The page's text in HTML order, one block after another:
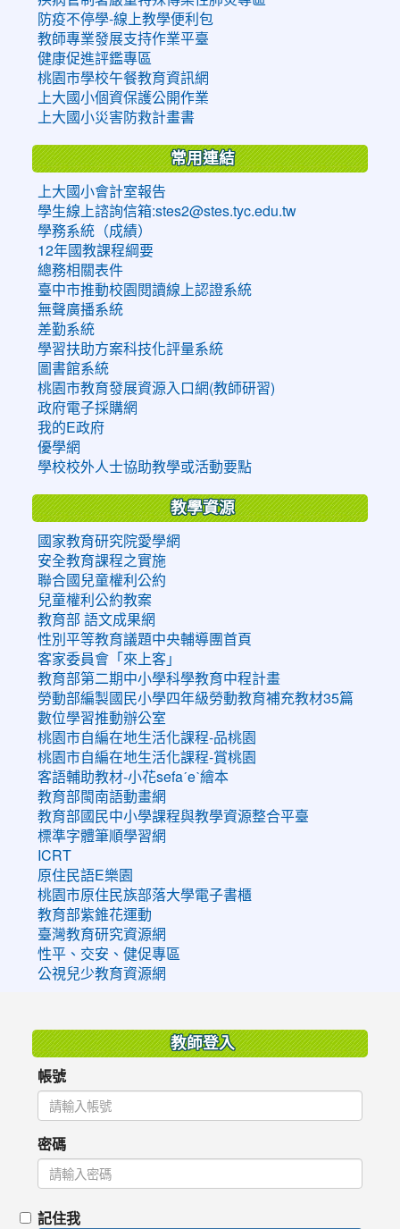
防疫不停學-線上教學便利包
教師專業發展支持作業平臺
健康促進評鑑專區
桃園市學校午餐教育資訊網
上大國小個資保護公開作業
上大國小災害防救計畫書
常用連結
上大國小會計室報告
學生線上諮詢信箱:stes2@stes.tyc.edu.tw
學務系統（成績）
12年國教課程綱要
總務相關表件
臺中市推動校園閱讀線上認證系統
無聲廣播系統
差勤系統
學習扶助方案科技化評量系統
圖書館系統
桃園市教育發展資源入口網(教師研習)
政府電子採購網
我的E政府
優學網
學校校外人士協助教學或活動要點
教學資源
國家教育研究院愛學網
安全教育課程之實施
聯合國兒童權利公約
兒童權利公約教案
教育部 語文成果網
性別平等教育議題中央輔導團首頁
客家委員會「來上客」
教育部第二期中小學科學教育中程計畫
勞動部編製國民小學四年級勞動教育補充教材35篇
數位學習推動辦公室
桃園市自編在地生活化課程-品桃園
桃園市自編在地生活化課程-賞桃園
客語輔助教材-小花sefaˊeˋ繪本
教育部閩南語動畫網
教育部國民中小學課程與教學資源整合平臺
標準字體筆順學習網
ICRT
原住民語E樂園
桃園市原住民族部落大學電子書櫃
教育部紫錐花運動
臺灣教育研究資源網
性平、交安、健促專區
公視兒少教育資源網
教師登入
帳號
密碼
記住我